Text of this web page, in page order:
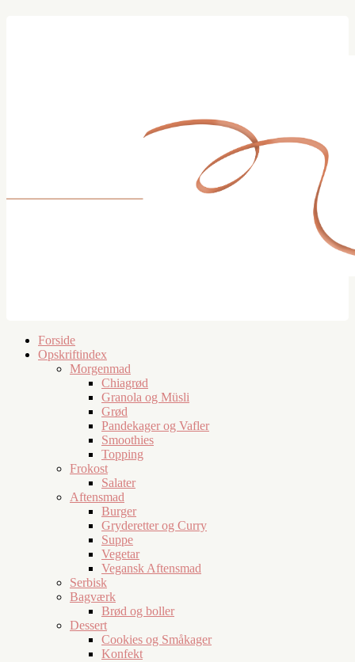
Forside
Opskriftindex
Morgenmad
Chiagrød
Granola og Müsli
Grød
Pandekager og Vafler
Smoothies
Topping
Frokost
Salater
Aftensmad
Burger
Gryderetter og Curry
Suppe
Vegetar
Vegansk Aftensmad
Serbisk
Bagværk
Brød og boller
Dessert
Cookies og Småkager
Konfekt